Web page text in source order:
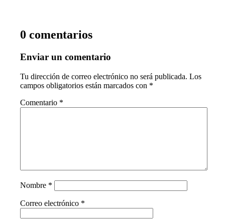
0 comentarios
Enviar un comentario
Tu dirección de correo electrónico no será publicada. Los
campos obligatorios están marcados con *
Comentario *
Nombre *
Correo electrónico *